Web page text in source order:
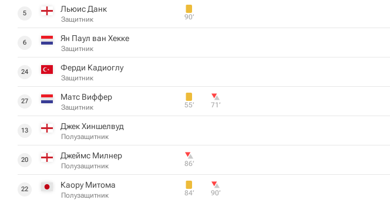
5 Льюис Данк
Защитник 90‎’‎
6 Ян Паул ван Хекке
Защитник
24 Ферди Кадиоглу
Защитник
27 Матс Виффер
Защитник 55‎’‎ 71‎’‎
13 Джек Хиншелвуд
Полузащитник
20 Джеймс Милнер
Полузащитник 86‎’‎
22 Каору Митома
Полузащитник 84‎’‎ 90‎’‎